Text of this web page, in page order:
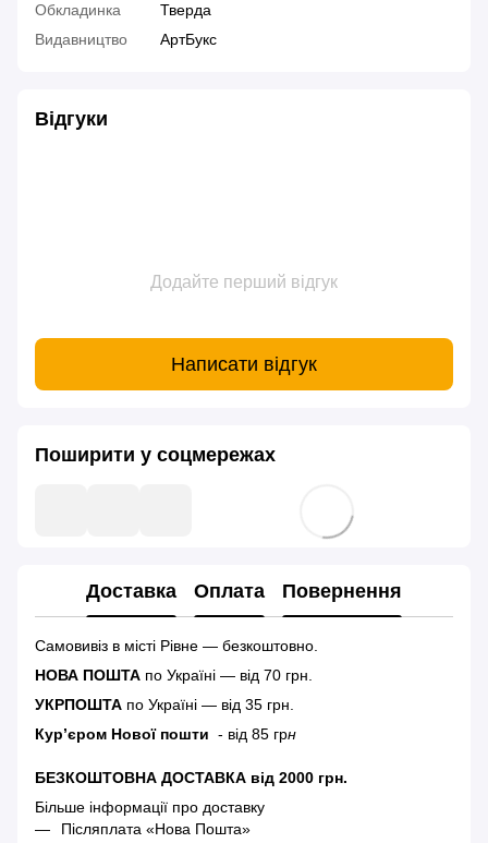
Обкладинка
Тверда
Видавництво
АртБукс
Відгуки
Додайте перший відгук
Написати відгук
Поширити у соцмережах
Доставка Оплата Повернення
Самовивіз в місті Рівне — безкоштовно.
НОВА ПОШТА по Україні — від 70 грн.
УКРПОШТА по Україні — від 35 грн.
Кур’єром Нової пошти - від 85 грн
БЕЗКОШТОВНА ДОСТАВКА від 2000 грн.
Більше інформації про доставку
Післяплата «Нова Пошта»